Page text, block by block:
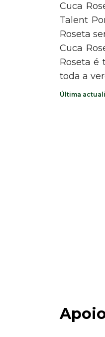
Cuca
Talent
Roseta
Cuca
Roseta é
toda a
Última